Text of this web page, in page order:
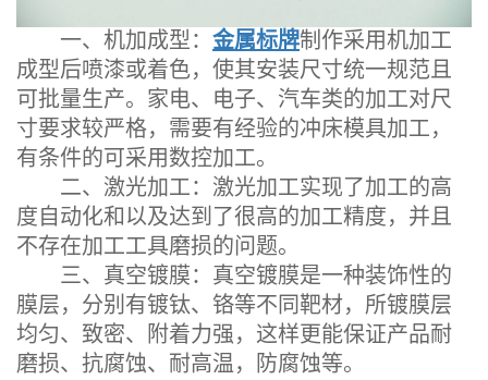
一、机加成型： 金属标牌制作采用机加工
成型后喷漆或着色，使其安装尺寸统一规范且
可批量生产。家电、电子、汽车类的加工对尺
寸要求较严格，需要有经验的冲床模具加工，
有条件的可采用数控加工。
二、激光加工：激光加工实现了加工的高
度自动化和以及达到了很高的加工精度，并且
不存在加工工具磨损的问题。
三、真空镀膜：真空镀膜是一种装饰性的
膜层，分别有镀钛、铬等不同靶材，所镀膜层
均匀、致密、附着力强，这样更能保证产品耐
磨损、抗腐蚀、耐高温，防腐蚀等。